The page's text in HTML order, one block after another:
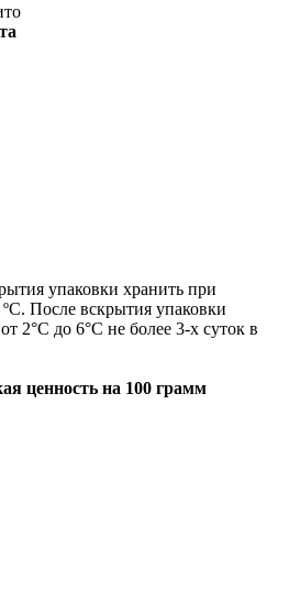
упаковки хранить при
После вскрытия упаковки
2°С до 6°С не более 3-х суток в
ценность на 100 грамм